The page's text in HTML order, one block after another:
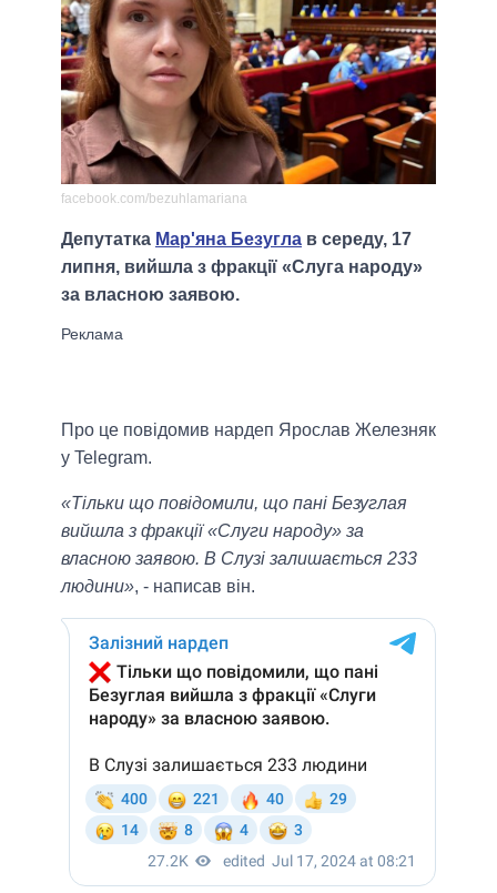
facebook.com/bezuhlamariana
Депутатка Мар'яна Безугла в середу, 17
липня, вийшла з фракції «Слуга народу»
за власною заявою.
Про це повідомив нардеп Ярослав Железняк
у Telegram.
«Тільки що повідомили, що пані Безуглая
вийшла з фракції «Слуги народу» за
власною заявою. В Слузі залишається 233
людини», - написав він.